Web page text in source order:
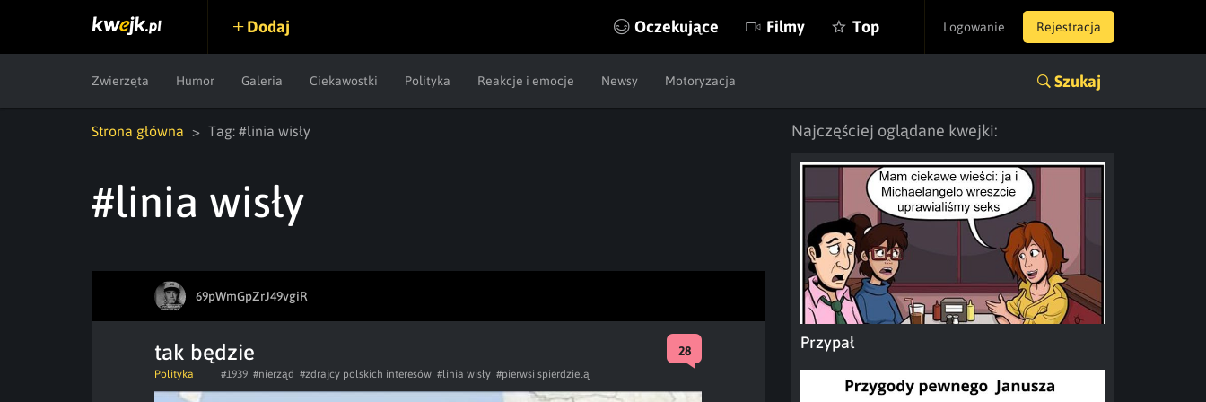
Logowanie Rejestracja
Dodaj Oczekujące Filmy Top
Zwierzęta Humor Galeria Ciekawostki Polityka Reakcje i emocje Newsy Motoryzacja Szukaj
Strona główna Tag: #linia wisły
#linia wisły
69pWmGpZrJ49vgiR
tak będzie 28
Polityka #1939 #nierząd #zdrajcy polskich interesów #linia wisły #pierwsi spierdzielą
Najczęściej oglądane kwejki:
Przypał